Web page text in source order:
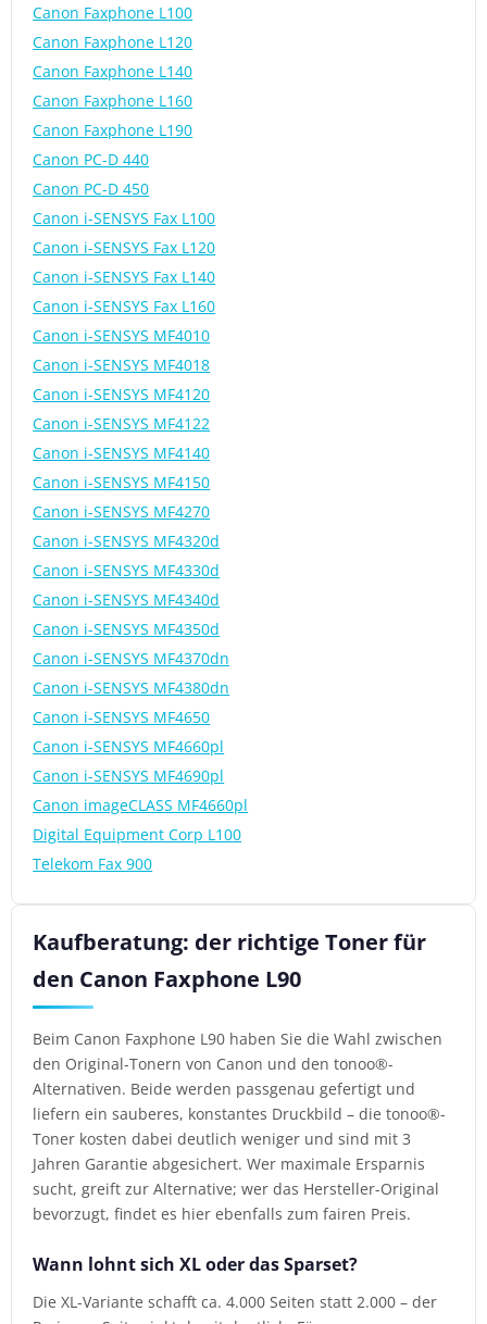
Canon Faxphone L100
Canon Faxphone L120
Canon Faxphone L140
Canon Faxphone L160
Canon Faxphone L190
Canon PC-D 440
Canon PC-D 450
Canon i-SENSYS Fax L100
Canon i-SENSYS Fax L120
Canon i-SENSYS Fax L140
Canon i-SENSYS Fax L160
Canon i-SENSYS MF4010
Canon i-SENSYS MF4018
Canon i-SENSYS MF4120
Canon i-SENSYS MF4122
Canon i-SENSYS MF4140
Canon i-SENSYS MF4150
Canon i-SENSYS MF4270
Canon i-SENSYS MF4320d
Canon i-SENSYS MF4330d
Canon i-SENSYS MF4340d
Canon i-SENSYS MF4350d
Canon i-SENSYS MF4370dn
Canon i-SENSYS MF4380dn
Canon i-SENSYS MF4650
Canon i-SENSYS MF4660pl
Canon i-SENSYS MF4690pl
Canon imageCLASS MF4660pl
Digital Equipment Corp L100
Telekom Fax 900
Kaufberatung: der richtige Toner für
den Canon Faxphone L90
Beim Canon Faxphone L90 haben Sie die Wahl zwischen
den Original-Tonern von Canon und den tonoo®-
Alternativen. Beide werden passgenau gefertigt und
liefern ein sauberes, konstantes Druckbild – die tonoo®-
Toner kosten dabei deutlich weniger und sind mit 3
Jahren Garantie abgesichert. Wer maximale Ersparnis
sucht, greift zur Alternative; wer das Hersteller-Original
bevorzugt, findet es hier ebenfalls zum fairen Preis.
Wann lohnt sich XL oder das Sparset?
Die XL-Variante schafft ca. 4.000 Seiten statt 2.000 – der